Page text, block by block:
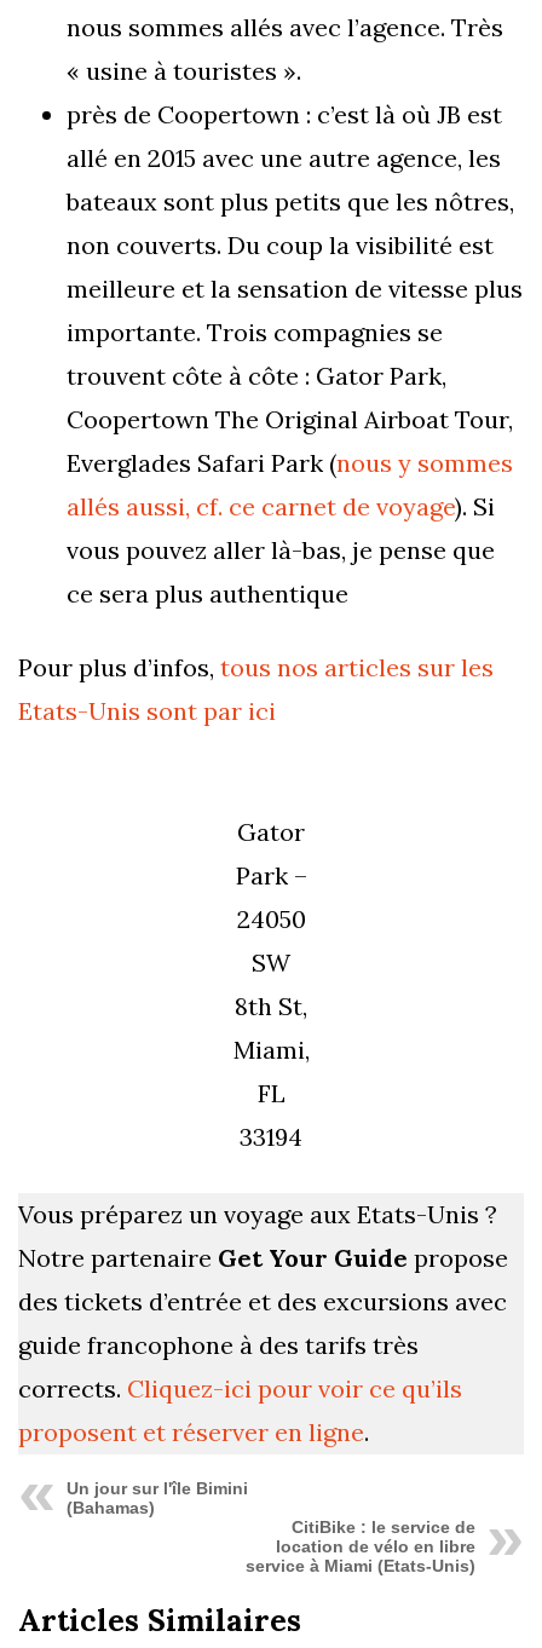
nous sommes allés avec l’agence. Très
« usine à touristes ».
près de Coopertown : c’est là où JB est
allé en 2015 avec une autre agence, les
bateaux sont plus petits que les nôtres,
non couverts. Du coup la visibilité est
meilleure et la sensation de vitesse plus
importante. Trois compagnies se
trouvent côte à côte : Gator Park,
Coopertown The Original Airboat Tour,
Everglades Safari Park (nous y sommes
allés aussi, cf. ce carnet de voyage). Si
vous pouvez aller là-bas, je pense que
ce sera plus authentique
Pour plus d’infos, tous nos articles sur les
Etats-Unis sont par ici
Gator
Park –
24050
SW
8th St,
Miami,
FL
33194
Vous préparez un voyage aux Etats-Unis ?
Notre partenaire Get Your Guide propose
des tickets d’entrée et des excursions avec
guide francophone à des tarifs très
corrects. Cliquez-ici pour voir ce qu’ils
proposent et réserver en ligne.
Un jour sur l'île Bimini
(Bahamas)
CitiBike : le service de
location de vélo en libre
service à Miami (Etats-Unis)
Articles Similaires